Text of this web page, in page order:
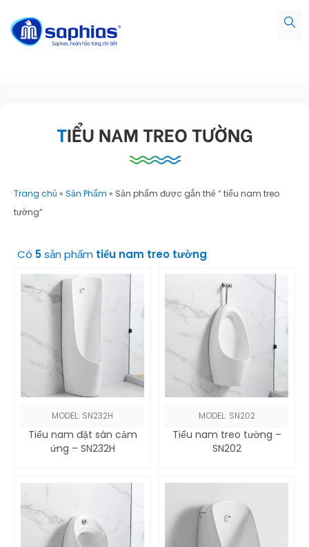
TIỂU NAM TREO TƯỜNG
Trang chủ » Sản Phẩm » Sản phẩm được gắn thẻ “ tiểu nam treo
tường”
Có 5sản phẩm tiểu nam treo tường
MODEL: SN232H
Tiểu nam đặt sàn cảm
ứng – SN232H
MODEL: SN202
Tiểu nam treo tường –
SN202